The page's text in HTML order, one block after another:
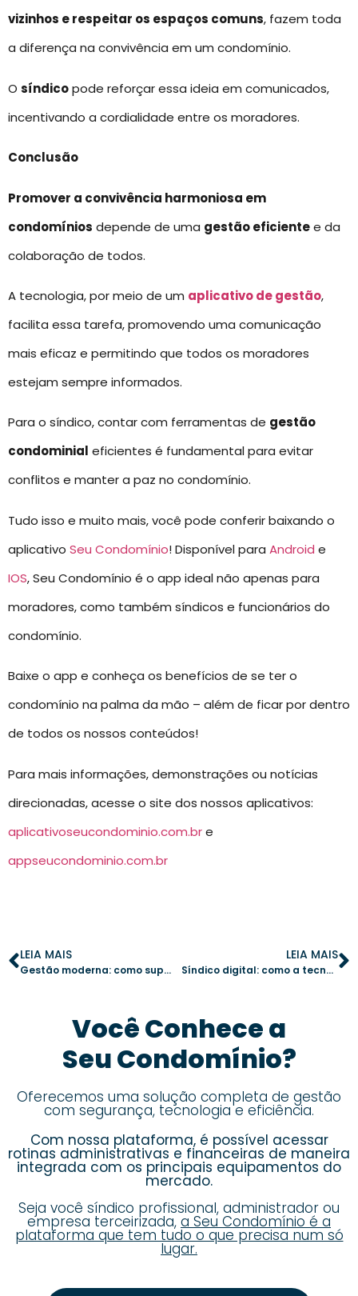
vizinhos e respeitar os espaços comuns, fazem toda
a diferença na convivência em um condomínio.
O síndicopode reforçar essa ideia em comunicados,
incentivando a cordialidade entre os moradores.
Conclusão
Promover a convivência harmoniosa em
condomínios depende de uma gestão eficientee da
colaboração de todos.
A tecnologia, por meio de um aplicativo de gestão,
facilita essa tarefa, promovendo uma comunicação
mais eficaz e permitindo que todos os moradores
estejam sempre informados.
Para o síndico, contar com ferramentas de gestão
condominial eficientes é fundamental para evitar
conflitos e manter a paz no condomínio.
Tudo isso e muito mais, você pode conferir baixando o
aplicativo Seu Condomínio! Disponível para Android e
IOS, Seu Condomínio é o app ideal não apenas para
moradores, como também síndicos e funcionários do
condomínio.
Baixe o app e conheça os benefícios de se ter o
condomínio na palma da mão – além de ficar por dentro
de todos os nossos conteúdos!
Para mais informações, demonstrações ou notícias
direcionadas, acesse o site dos nossos aplicativos:
aplicativoseucondominio.com.bre
appseucondominio.com.br
LEIA MAIS
Gestão moderna: como superar os maiores desafios da administração de condomínios
LEIA MAIS
Síndico digital: como a tecnologia revoluciona a gestão condominial
Você Conhece a
Seu Condomínio?
Oferecemos uma solução completa de gestão
com segurança, tecnologia e eficiência.
Com nossa plataforma, é possível acessar
rotinas administrativas e financeiras de maneira
integrada com os principais equipamentos do
mercado.
Seja você síndico profissional, administrador ou
empresa terceirizada, a Seu Condomínio é a
plataforma que tem tudo o que precisa num só
lugar.